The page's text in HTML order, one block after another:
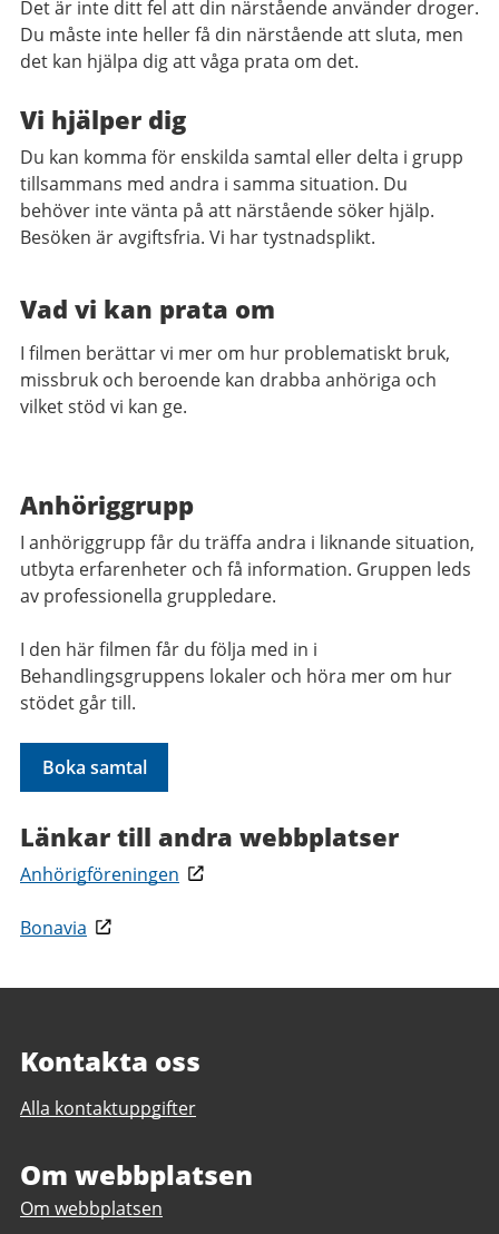
Det är inte ditt fel att din närstående använder droger.
Du måste inte heller få din närstående att sluta, men
det kan hjälpa dig att våga prata om det.
Vi hjälper dig
Du kan komma för enskilda samtal eller delta i grupp
tillsammans med andra i samma situation. Du
behöver inte vänta på att närstående söker hjälp.
Besöken är avgiftsfria. Vi har tystnadsplikt.
Vad vi kan prata om
I filmen berättar vi mer om hur problematiskt bruk,
missbruk och beroende kan drabba anhöriga och
vilket stöd vi kan ge.
Anhöriggrupp
I anhöriggrupp får du träffa andra i liknande situation,
utbyta erfarenheter och få information. Gruppen leds
av professionella gruppledare.
I den här filmen får du följa med in i
Behandlingsgruppens lokaler och höra mer om hur
stödet går till.
Boka samtal
Länkar till andra webbplatser
Anhörigföreningen
Bonavia
Kontakta oss
Alla kontaktuppgifter
Om webbplatsen
Om webbplatsen